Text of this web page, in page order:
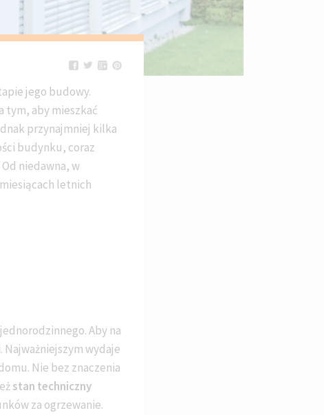
jego budowy.
tym, aby mieszkać
przynajmniej kilka
budynku, coraz
niedawna, w
letnich
Aby na
wydaje
Nie bez znaczenia
stan techniczny
za ogrzewanie.